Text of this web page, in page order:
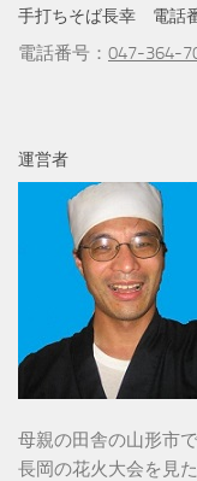
手打ちそば長幸 電話
電話番号： 047-364-
運営者
母親の田舎の山形市
長岡の花火大会を見